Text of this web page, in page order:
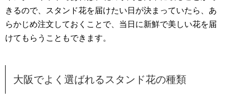
きるので、スタンド花を届けたい日が決まっていたら、あ
らかじめ注文しておくことで、当日に新鮮で美しい花を届
けてもらうこともできます。
大阪でよく選ばれるスタンド花の種類